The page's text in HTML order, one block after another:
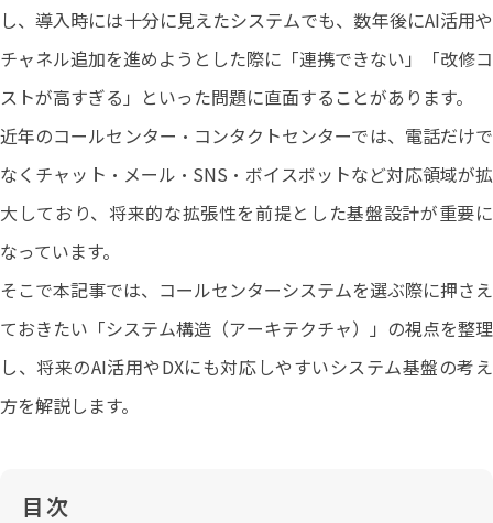
し、導入時には十分に見えたシステムでも、数年後にAI活用や
チャネル追加を進めようとした際に「連携できない」「改修コ
ストが高すぎる」といった問題に直面することがあります。
近年のコールセンター・コンタクトセンターでは、電話だけで
なくチャット・メール・SNS・ボイスボットなど対応領域が拡
大しており、将来的な拡張性を前提とした基盤設計が重要に
なっています。
そこで本記事では、コールセンターシステムを選ぶ際に押さえ
ておきたい「システム構造（アーキテクチャ）」の視点を整理
し、将来のAI活用やDXにも対応しやすいシステム基盤の考え
方を解説します。
目次